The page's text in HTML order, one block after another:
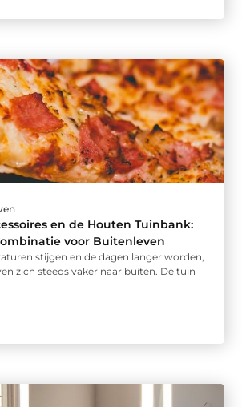
en de Houten Tuinbank:
voor Buitenleven
stijgen en de dagen langer worden,
zich steeds vaker naar buiten. De tuin